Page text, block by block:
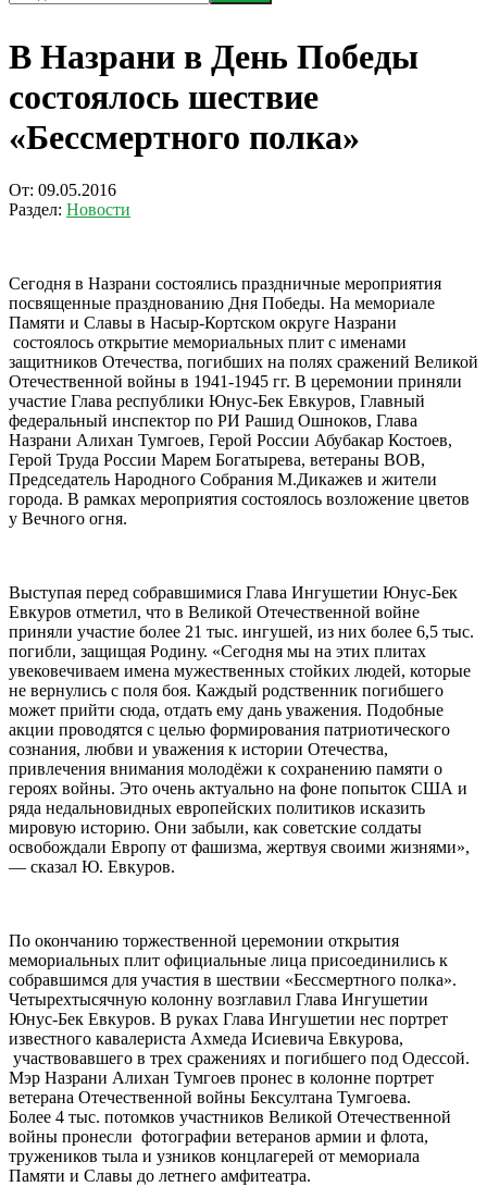
В Назрани в День Победы
состоялось шествие
«Бессмертного полка»
От: 09.05.2016
Раздел: Новости
Сегодня в Назрани состоялись праздничные мероприятия
посвященные празднованию Дня Победы. На мемориале
Памяти и Славы в Насыр-Кортском округе Назрани
состоялось открытие мемориальных плит с именами
защитников Отечества, погибших на полях сражений Великой
Отечественной войны в 1941-1945 гг. В церемонии приняли
участие Глава республики Юнус-Бек Евкуров, Главный
федеральный инспектор по РИ Рашид Ошноков, Глава
Назрани Алихан Тумгоев, Герой России Абубакар Костоев,
Герой Труда России Марем Богатырева, ветераны ВОВ,
Председатель Народного Собрания М.Дикажев и жители
города. В рамках мероприятия состоялось возложение цветов
у Вечного огня.
Выступая перед собравшимися Глава Ингушетии Юнус-Бек
Евкуров отметил, что в Великой Отечественной войне
приняли участие более 21 тыс. ингушей, из них более 6,5 тыс.
погибли, защищая Родину. «Сегодня мы на этих плитах
увековечиваем имена мужественных стойких людей, которые
не вернулись с поля боя. Каждый родственник погибшего
может прийти сюда, отдать ему дань уважения. Подобные
акции проводятся с целью формирования патриотического
сознания, любви и уважения к истории Отечества,
привлечения внимания молодёжи к сохранению памяти о
героях войны. Это очень актуально на фоне попыток США и
ряда недальновидных европейских политиков исказить
мировую историю. Они забыли, как советские солдаты
освобождали Европу от фашизма, жертвуя своими жизнями»,
— сказал Ю. Евкуров.
По окончанию торжественной церемонии открытия
мемориальных плит официальные лица присоединились к
собравшимся для участия в шествии «Бессмертного полка».
Четырехтысячную колонну возглавил Глава Ингушетии
Юнус-Бек Евкуров. В руках Глава Ингушетии нес портрет
известного кавалериста Ахмеда Исиевича Евкурова,
участвовавшего в трех сражениях и погибшего под Одессой.
Мэр Назрани Алихан Тумгоев пронес в колонне портрет
ветерана Отечественной войны Бексултана Тумгоева.
Более 4 тыс. потомков участников Великой Отечественной
войны пронесли фотографии ветеранов армии и флота,
тружеников тыла и узников концлагерей от мемориала
Памяти и Славы до летнего амфитеатра.